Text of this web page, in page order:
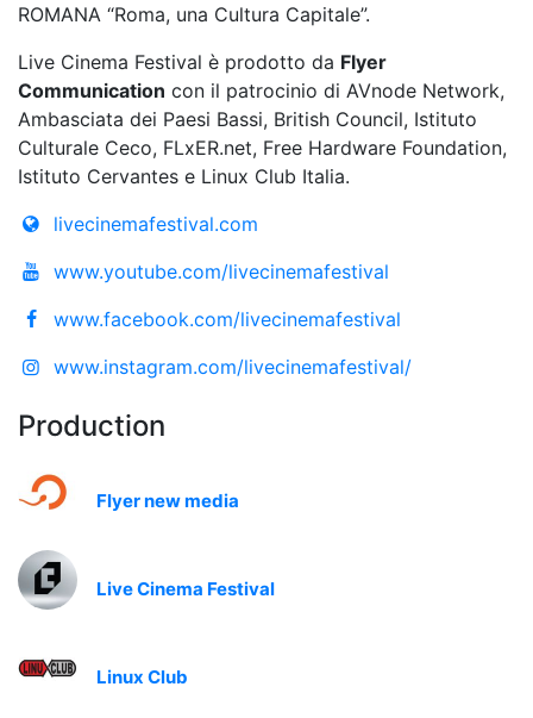
ROMANA “Roma, una Cultura Capitale”.
Live Cinema Festival è prodotto da Flyer
Communication con il patrocinio di AVnode Network,
Ambasciata dei Paesi Bassi, British Council, Istituto
Culturale Ceco, FLxER.net, Free Hardware Foundation,
Istituto Cervantes e Linux Club Italia.
livecinemafestival.com
www.youtube.com/livecinemafestival
www.facebook.com/livecinemafestival
www.instagram.com/livecinemafestival/
Production
Flyer new media
Live Cinema Festival
Linux Club